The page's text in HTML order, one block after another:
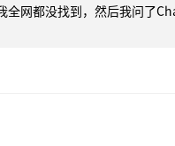
全网都没找到，然后我问了